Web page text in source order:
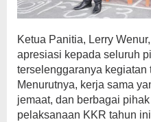
Ketua Panitia, Lerry
apresiasi kepada seluruh
terselenggaranya kegiatan
Menurutnya, kerja sama
jemaat, dan berbagai
pelaksanaan KKR tahun